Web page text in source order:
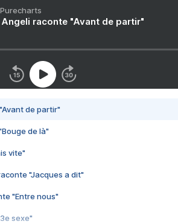
Angeli raconte "Avant de partir"
de partir"
de là"
vite"
"Jacques a dit"
"Entre nous"
sexe"